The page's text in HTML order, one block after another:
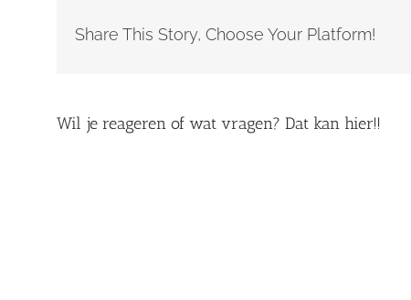
Share This Story, Choose Your Platform!
Wil je reageren of wat vragen? Dat kan hier!!